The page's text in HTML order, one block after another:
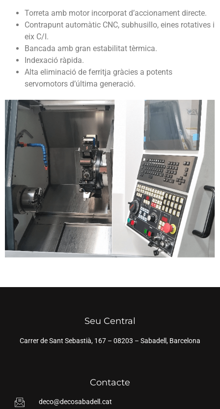
Torreta amb motor incorporat d’accionament directe.
Contrapunt automàtic CNC, subhusillo, eines rotatives i
eix C/I.
Bancada amb gran estabilitat tèrmica.
Indexació ràpida.
Alta eliminació de ferritja gràcies a potents
servomotors d’última generació.
Seu Central
Carrer de Sant Sebastià, 167 – 08203 – Sabadell, Barcelona
Contacte
deco@decosabadell.cat